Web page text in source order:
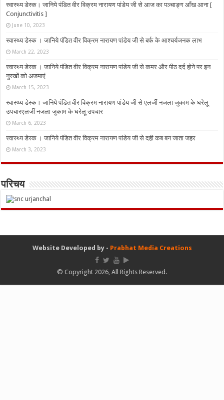
स्वास्थ्य डेस्क। जानिये पंडित वीर विक्रम नारायण पांडेय जी से आज का पञ्चाङ्ग आँख आना [
Conjunctivitis ]
June 10, 2023
स्वास्थ्य डेस्क । जानिये पंडित वीर विक्रम नारायण पांडेय जी से बर्फ के आश्चर्यजनक लाभ
March 22, 2023
स्वास्थ्य डेस्क । जानिये पंडित वीर विक्रम नारायण पांडेय जी से कमर और पीठ दर्द होने पर इन
नुस्‍खों को अजमाएं
March 15, 2023
स्वास्थ्य डेस्क। जानिये पंडित वीर विक्रम नारायण पांडेय जी से एलर्जी नजला जुकाम के घरेलू
उपचारएलर्जी नजला जुकाम के घरेलू उपचार
March 6, 2023
स्वास्थ्य डेस्क । जानिये पंडित वीर विक्रम नारायण पांडेय जी से दही कब बन जाता जहर
March 3, 2023
परिचय
Website Developed by - Prabhat Media Creations
© Copyright 2026, All Rights Reserved.